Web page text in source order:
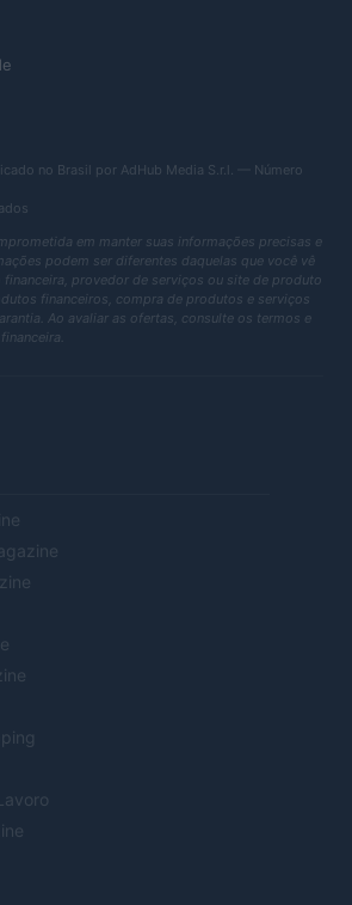
no Brasil por AdHub Media S.r.l. — Número
em manter suas informações precisas e
podem ser diferentes daquelas que você vê
provedor de serviços ou site de produto
financeiros, compra de produtos e serviços
Ao avaliar as ofertas, consulte os termos e